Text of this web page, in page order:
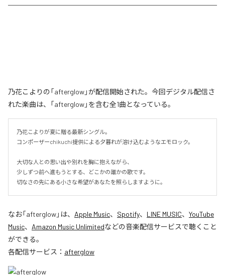
乃花こよりの「afterglow」が配信開始された。今回デジタル配信さ
れた楽曲は、「afterglow」を含む全1曲となっている。
乃花こよりが夏に贈る最新シングル。
コンポーザーchikuchi提供による夕暮れが溶け込むようなエモロック。
大切な人との思い出や別れを胸に抱えながら、
少しずつ前へ進もうとする、どこかの誰かの歌です。
切なさの先にある小さな希望があなたを照らしますように。
なお「afterglow」は、 Apple Music、 Spotify、 LINE MUSIC、 YouTube
Music、 Amazon Music Unlimitedなどの音楽配信サービスで聴くこと
ができる。
各配信サービス： afterglow